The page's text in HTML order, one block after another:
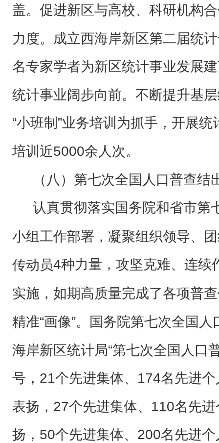
盖。促进新区与高校、科研机构
力度。成立西海岸新区第二届统
名专家学者为新区统计事业发展
统计事业阔步向前。不断提升基
“小班制”业务培训为抓手，开展
培训近5000余人次。
（八）第七次全国人口普查结
认真贯彻落实国务院和省市第
小组工作部署，凝聚组织领导、
传动员4种力量，攻坚克难、连续
实施，如期高质量完成了各项普
精准“画像”。国务院第七次全国
海岸新区统计局“第七次全国人口
号，21个先进集体、174名先进
表扬，27个先进集体、110名先
扬，50个先进集体、200名先进